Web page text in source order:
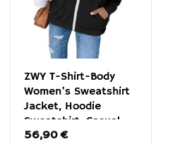
ZWY T-Shirt-Body
Women’s Sweatshirt
Jacket, Hoodie
Sweatshirt, Casual
Hoodie Sweatshirt
56,90€